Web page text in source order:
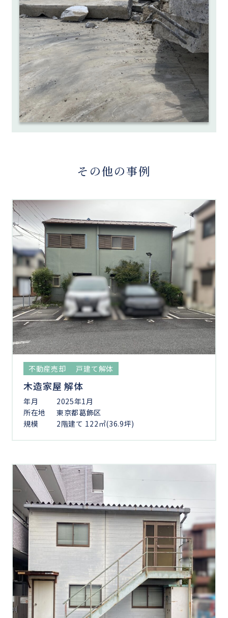
その他の事例
不動産売却 戸建て解体
木造家屋 解体
年月
2025年1月
所在地
東京都葛飾区
規模
2階建て 122㎡(36.9坪)